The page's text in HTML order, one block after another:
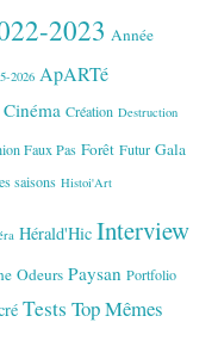
2023 Année
2026 ApARTé
Cinéma Création Destruction
Faux Pas Forêt Futur Gala
saisons Histoi'Art
Hérald'Hic Interview
Odeurs Paysan Portfolio
Tests Top Mêmes